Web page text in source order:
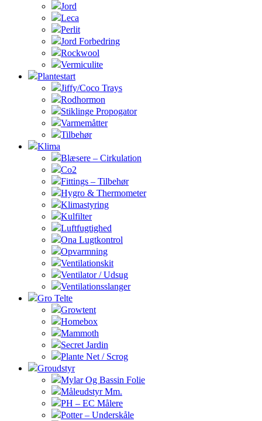
Jord
Leca
Perlit
Jord Forbedring
Rockwool
Vermiculite
Plantestart
Jiffy/Coco Trays
Rodhormon
Stiklinge Propogator
Varmemåtter
Tilbehør
Klima
Blæsere – Cirkulation
Co2
Fittings – Tilbehør
Hygro & Thermometer
Klimastyring
Kulfilter
Luftfugtighed
Ona Lugtkontrol
Opvarmning
Ventilationskit
Ventilator / Udsug
Ventilationsslanger
Gro Telte
Growtent
Homebox
Mammoth
Secret Jardin
Plante Net / Scrog
Groudstyr
Mylar Og Bassin Folie
Måleudstyr Mm.
PH – EC Målere
Potter – Underskåle